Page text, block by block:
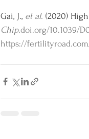
Gai, J., et al. (2020)
Chip.doi.org/10.1039/
https://